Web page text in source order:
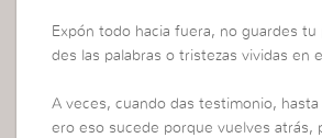
Expón todo hacia fuera, no guardes tu
des las palabras o tristezas vividas en
A veces, cuando das testimonio,
ero eso sucede porque vuelves atrás,